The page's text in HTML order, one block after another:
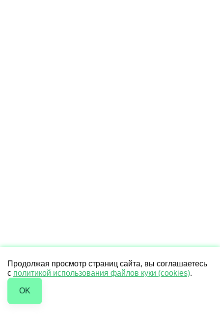
Продолжая просмотр страниц сайта, вы соглашаетесь
с политикой использования файлов куки (cookies).
OK